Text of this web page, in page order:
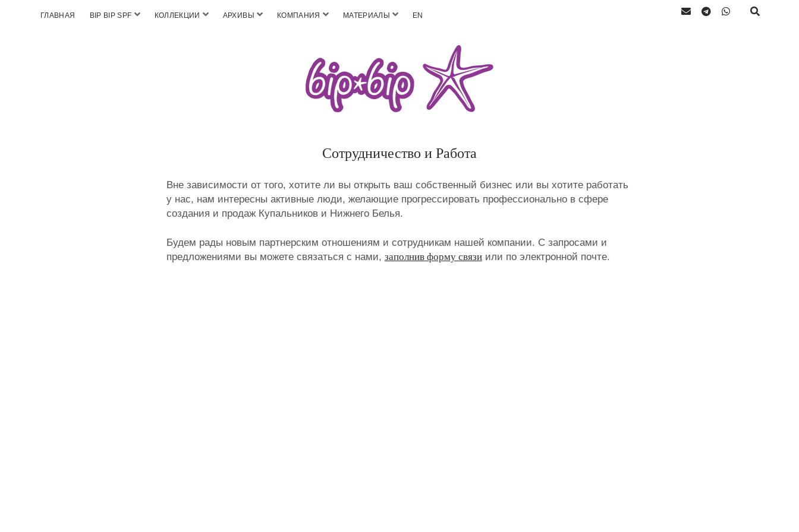
ГЛАВНАЯ BIP BIP SPF КОЛЛЕКЦИИ АРХИВЫ КОМПАНИЯ МАТЕРИАЛЫ EN
Сотрудничество и Работа
Вне зависимости от того, хотите ли вы открыть ваш собственный бизнес или вы хотите работать
у нас, нам интересны активные люди, желающие прогрессировать профессионально в сфере
создания и продаж Купальников и Нижнего Белья.
Будем рады новым партнерским отношениям и сотрудникам нашей компании. С запросами и
предложениями вы можете связаться с нами, заполнив форму связиили по электронной почте.